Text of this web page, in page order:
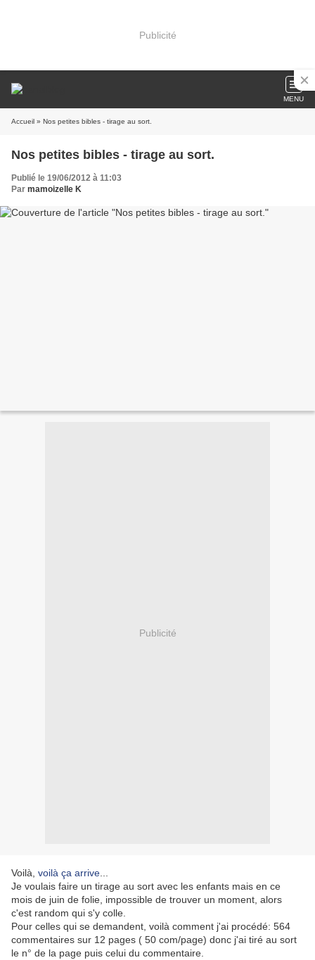
Publicité
MENU
Accueil » Nos petites bibles - tirage au sort.
Nos petites bibles - tirage au sort.
Publié le 19/06/2012 à 11:03
Par mamoizelle K
Publicité
Voilà, voilà ça arrive
Je voulais faire un tirage au sort avec les enfants mais en ce
mois de juin de folie, impossible de trouver un moment, alors
c'est random qui s'y colle.
Pour celles qui se demandent, voilà comment j'ai procédé: 564
commentaires sur 12 pages ( 50 com/page) donc j'ai tiré au sort
le n° de la page puis celui du commentaire.